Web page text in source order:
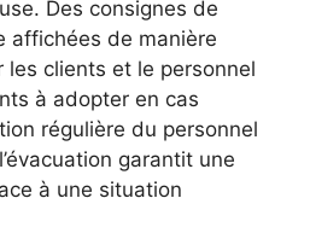
Des consignes de
affichées de manière
les clients et le personnel
à adopter en cas
régulière du personnel
garantit une
à une situation